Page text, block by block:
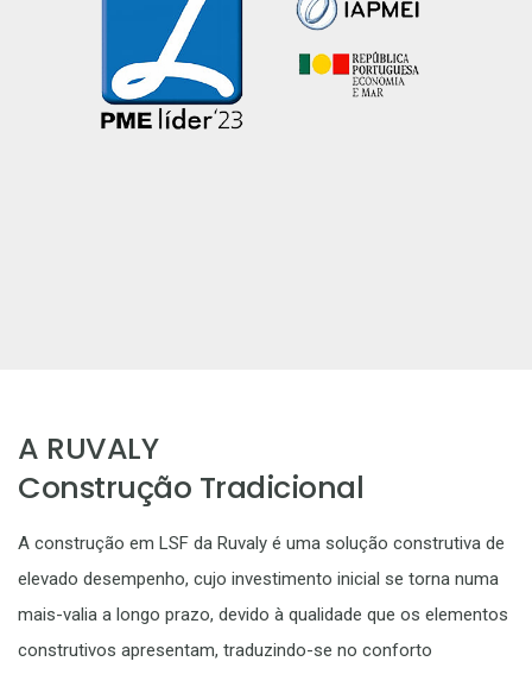
A RUVALY
Construção Tradicional
A construção em LSF da Ruvaly é uma solução construtiva de
elevado desempenho, cujo investimento inicial se torna numa
mais-valia a longo prazo, devido à qualidade que os elementos
construtivos apresentam, traduzindo-se no conforto